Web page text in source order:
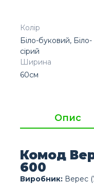
Колір
Біло-буковий, Біло-
сірий
Ширина
60см
Опис
Комод
600
Виробник: Верес